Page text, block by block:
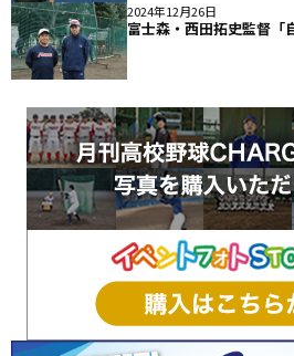
2024年12月26日
富士森・西田拓史監督「